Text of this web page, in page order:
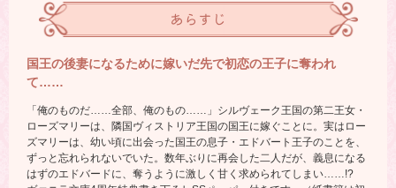
あらすじ
国王の後妻になるために嫁いだ先で初恋の王子に奪われ
て……
「俺のものだ……全部、俺のもの……」シルヴェーク王国の第二王女・
ローズマリーは、隣国ヴィストリア王国の国王に嫁ぐことに。実はロー
ズマリーは、幼い頃に出会った国王の息子・エドバート王子のことを、
ずっと忘れられないでいた。数年ぶりに再会した二人だが、義息になる
はずのエドバードに、奪うように激しく甘く求められてしまい……!?